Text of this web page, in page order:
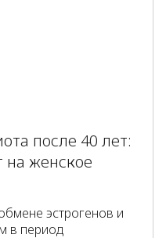
после 40 лет:
на женское
эстрогенов и
в период